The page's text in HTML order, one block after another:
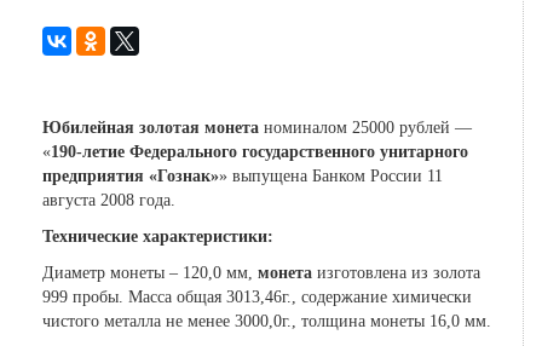
Юбилейная золотая монета номиналом 25000 рублей —
«190-летие Федерального государственного унитарного
предприятия «Гознак»» выпущена Банком России 11
августа 2008 года.
Технические характеристики:
Диаметр монеты – 120,0 мм, монета изготовлена из золота
999 пробы. Масса общая 3013,46г., содержание химически
чистого металла не менее 3000,0г., толщина монеты 16,0 мм.